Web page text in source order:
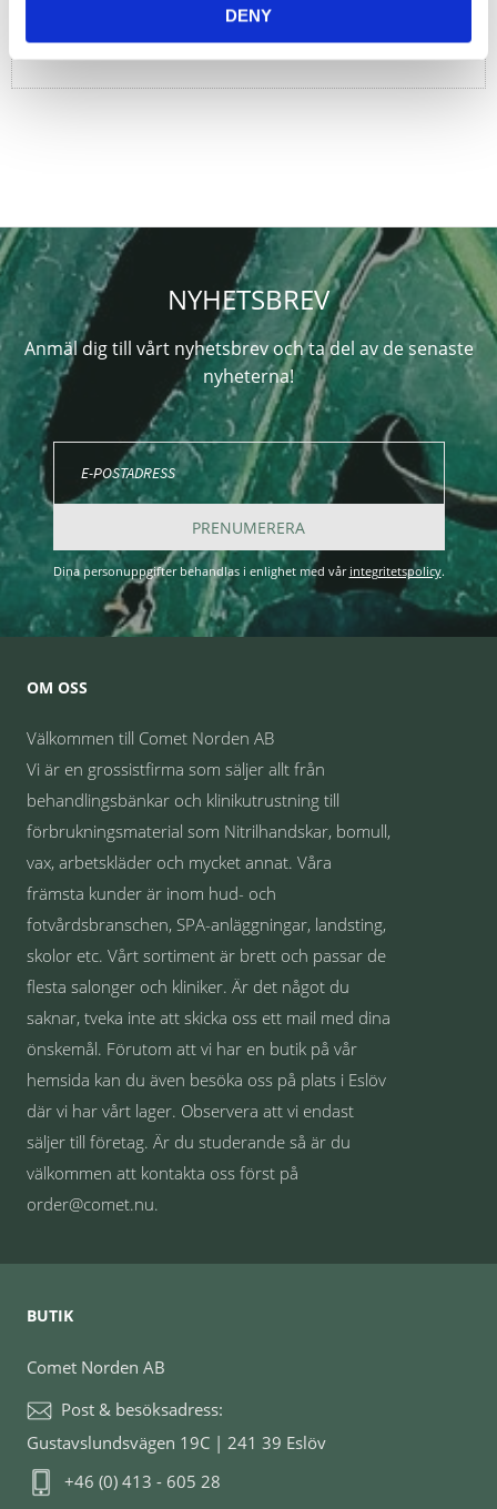
DENY
NYHETSBREV
Anmäl dig till vårt nyhetsbrev och ta del av de senaste
nyheterna!
PRENUMERERA
Dina personuppgifter behandlas i enlighet med vår integritetspolicy.
OM OSS
Välkommen till Comet Norden AB
Vi är en grossistfirma som säljer allt från
behandlingsbänkar och klinikutrustning till
förbrukningsmaterial som Nitrilhandskar, bomull,
vax, arbetskläder och mycket annat. Våra
främsta kunder är inom hud- och
fotvårdsbranschen, SPA-anläggningar, landsting,
skolor etc. Vårt sortiment är brett och passar de
flesta salonger och kliniker. Är det något du
saknar, tveka inte att skicka oss ett mail med dina
önskemål. Förutom att vi har en butik på vår
hemsida kan du även besöka oss på plats i Eslöv
där vi har vårt lager. Observera att vi endast
säljer till företag. Är du studerande så är du
välkommen att kontakta oss först på
order@comet.nu.
BUTIK
Comet Norden AB
Post & besöksadress:
Gustavslundsvägen 19C | 241 39 Eslöv
+46 (0) 413 - 605 28